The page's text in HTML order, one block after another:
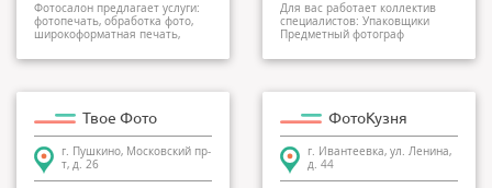
Фотосалон предлагает услуги:
фотопечать, обработка фото,
широкоформатная печать,
Для вас работает коллектив
специалистов: Упаковщики
Предметный фотограф
Твое Фото
г. Пушкино, Московский пр-
т, д. 26
ФотоКузня
г. Ивантеевка, ул. Ленина,
д. 44